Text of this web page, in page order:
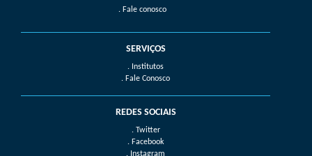
Fale conosco
SERVIÇOS
. Institutos
. Fale Conosco
REDES SOCIAIS
. Twitter
. Facebook
. Instagram